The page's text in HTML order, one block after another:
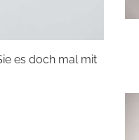
es doch mal mit